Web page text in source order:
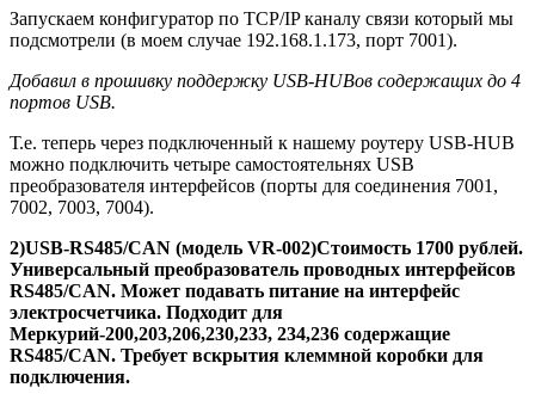
Запускаем конфигуратор по TCP/IP каналу связи который мы
подсмотрели (в моем случае 192.168.1.173, порт 7001).
Добавил в прошивку поддержку USB-HUBов содержащих до 4
портов USB.
Т.е. теперь через подключенный к нашему роутеру USB-HUB
можно подключить четыре самостоятельнях USB
преобразователя интерфейсов (порты для соединения 7001,
7002, 7003, 7004).
2)USB-RS485/CAN (модель VR-002)Стоимость 1700 рублей.
Универсальный преобразователь проводных интерфейсов
RS485/CAN. Может подавать питание на интерфейс
электросчетчика. Подходит для
Меркурий-200,203,206,230,233, 234,236 содержащие
RS485/CAN. Требует вскрытия клеммной коробки для
подключения.